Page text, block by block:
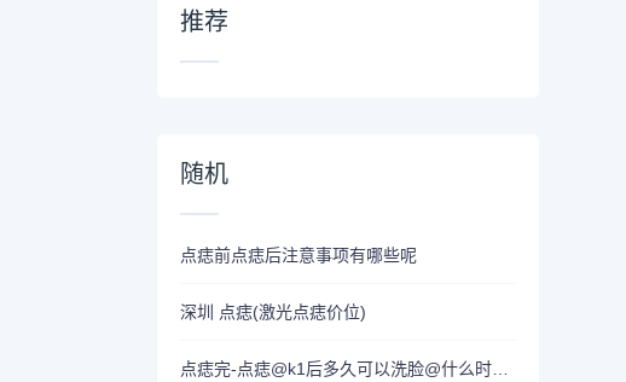
推荐
随机
点痣前点痣后注意事项有哪些呢
深圳 点痣(激光点痣价位)